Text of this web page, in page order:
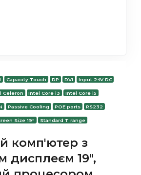
Capacity Touch DP DVI Input 24V DC
Celeron Intel Core i3 Intel Core i5
Passive Cooling POE ports RS232
Size 19" Standard T range
комп'ютер з
дисплеєм 19",